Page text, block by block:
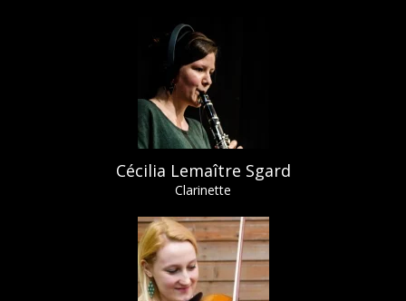
Cécilia Lemaître Sgard
Clarinette